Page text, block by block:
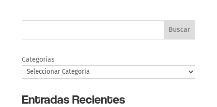
Buscar
Categorías
Entradas Recientes